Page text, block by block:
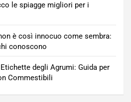
le spiagge migliori per i
è così innocuo come sembra:
conoscono
degli Agrumi: Guida per
Commestibili